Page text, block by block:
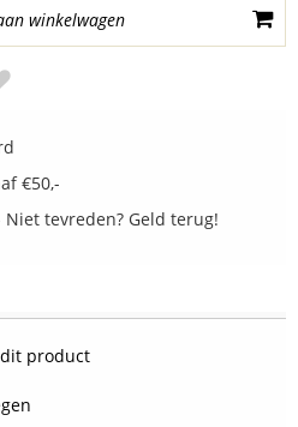
€50,-
tevreden? Geld terug!
product